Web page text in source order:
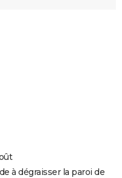
à dégraisser la paroi de